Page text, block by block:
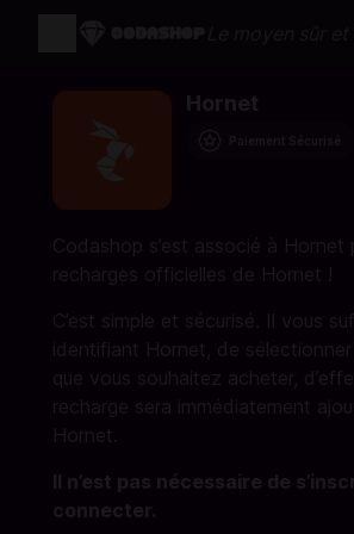
Hornet
Codashop s’est associé à Hornet
recharges officielles de Hornet !
C’est simple et sécurisé. Il vous
identifiant Hornet, de
que vous souhaitez acheter,
recharge sera immédiatement
Hornet.
Il n’est pas nécessaire de
connecter.